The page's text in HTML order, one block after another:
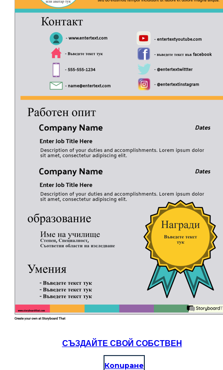
СЪЗДАЙТЕ СВОЙ СОБСТВЕН
Копиране